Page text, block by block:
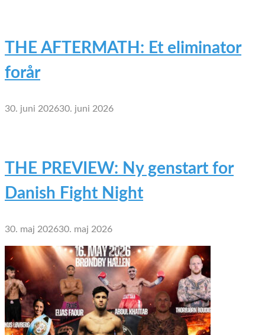
THE AFTERMATH: Et eliminator
forår
30. juni 202630. juni 2026
THE PREVIEW: Ny genstart for
Danish Fight Night
30. maj 202630. maj 2026